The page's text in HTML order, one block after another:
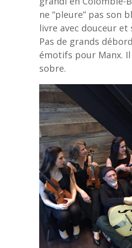
ne “pleure” pas son
livre avec douceur et
Pas de grands
émotifs pour Manx. Il
sobre.